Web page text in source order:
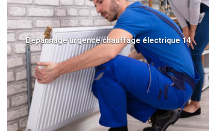
Dépannage urgence chauffage électrique 14